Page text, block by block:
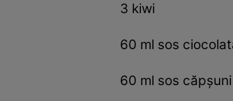
3 kiwi
60 ml sos
60 ml sos căpşuni